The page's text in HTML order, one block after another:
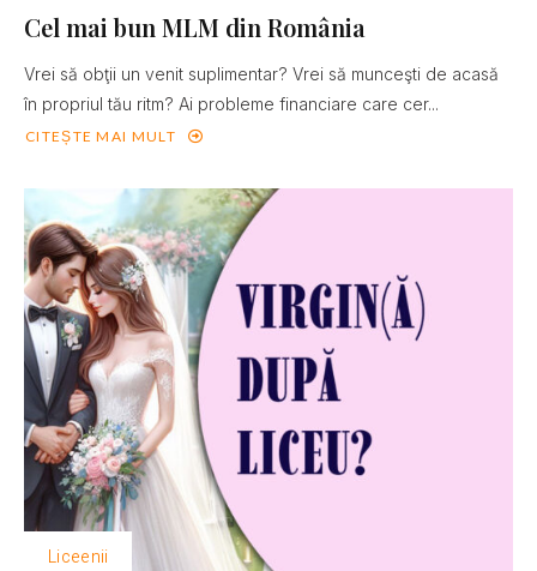
Cel mai bun MLM din România
Vrei să obţii un venit suplimentar? Vrei să munceşti de acasă
în propriul tău ritm? Ai probleme financiare care cer...
CITEȘTE MAI MULT
Liceenii